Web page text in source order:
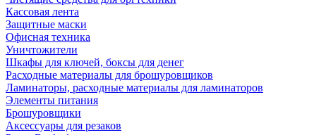
Кассовая лента
Защитные маски
Офисная техника
Уничтожители
Шкафы для ключей, боксы для денег
Расходные материалы для брошуровщиков
Ламинаторы, расходные материалы для ламинаторов
Элементы питания
Брошуровщики
Аксессуары для резаков